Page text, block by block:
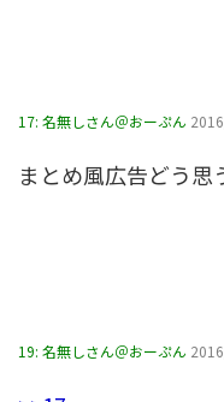
17: 名無しさん＠おーぷん
まとめ風広告どう思
19: 名無しさん＠おーぷん